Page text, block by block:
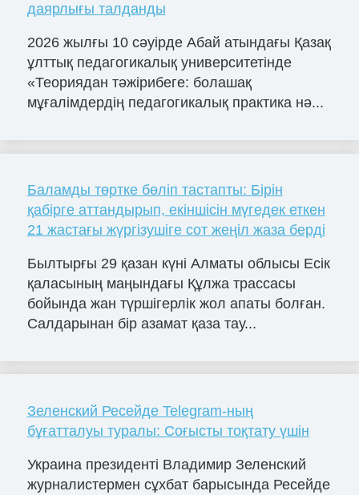
даярлығы талданды
2026 жылғы 10 сәуірде Абай атындағы Қазақ
ұлттық педагогикалық университетінде
«Теориядан тәжірибеге: болашақ
мұғалімдердің педагогикалық практика нә...
Баламды төртке бөліп тастапты: Бірін
қабірге аттандырып, екіншісін мүгедек еткен
21 жастағы жүргізушіге сот жеңіл жаза берді
Былтырғы 29 қазан күні Алматы облысы Есік
қаласының маңындағы Құлжа трассасы
бойында жан түршігерлік жол апаты болған.
Салдарынан бір азамат қаза тау...
Зеленский Ресейде Telegram-ның
бұғатталуы туралы: Соғысты тоқтату үшін
Украина президенті Владимир Зеленский
журналистермен сұхбат барысында Ресейде